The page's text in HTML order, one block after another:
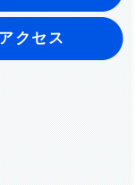
アクセス